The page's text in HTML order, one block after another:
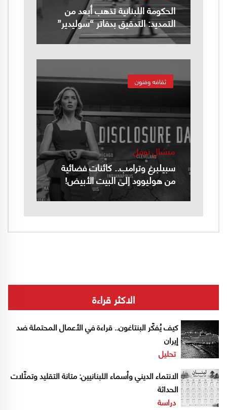
الحكومة اللبنانية تذهب أبعد من
التمديد: التدقيق بدفاتر “سوليدير”
ثقافه وفنون
ميشال نوفل
سبيلبرغ وترامب.. كائنات فضائية
من هوليوود إلى البيت الأبيض!
الاكثر قراءة
كيف يُفكّر البنتاغون.. قراءة في الأعمال المحتملة ضد
إيران
تحليل
الانتماء الديني وأسماء اللبنانيين: متانة التقليد وتمثّلات
الحداثة
دراسة